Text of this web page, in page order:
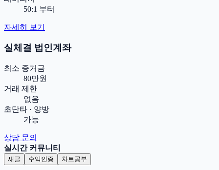
50:1 부터
자세히 보기
실체결 법인계좌
최소 증거금
80만원
거래 제한
없음
초단타 · 양방
가능
상담 문의
실시간 커뮤니티
새글 수익인증 차트공부